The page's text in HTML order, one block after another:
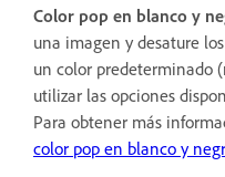
Color pop en blanco y
una imagen y desature
un color predeterminado
utilizar las opciones
Para obtener más
color pop en blanco y